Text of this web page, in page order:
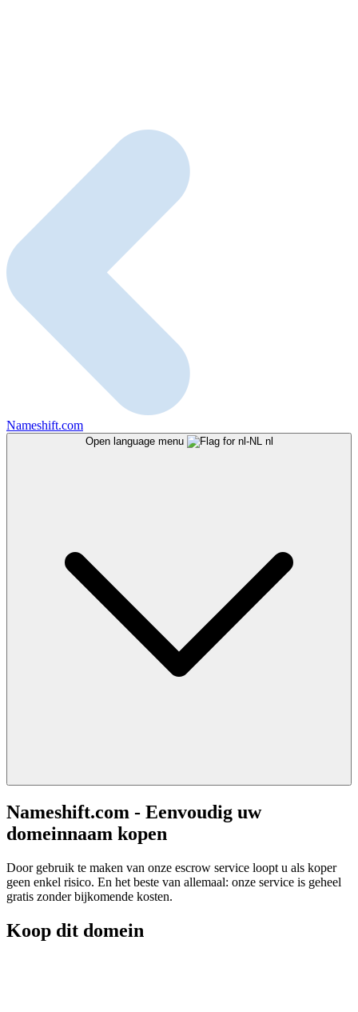
Nameshift.com
Open language menu nl
Nameshift.com - Eenvoudig uw
domeinnaam kopen
Door gebruik te maken van onze escrow service loopt u als koper
geen enkel risico. En het beste van allemaal: onze service is geheel
gratis zonder bijkomende kosten.
Koop dit domein